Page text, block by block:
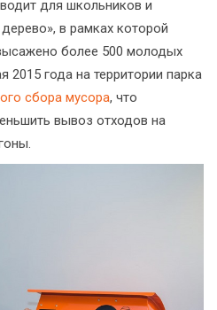
для школьников и
в рамках которой
более 500 молодых
2015 года на территории парка
сбора мусора, что
вывоз отходов на